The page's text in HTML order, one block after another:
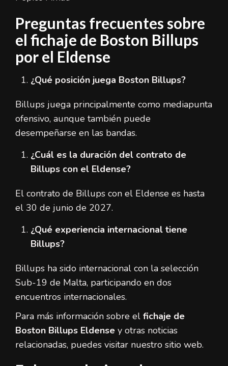
Preguntas frecuentes sobre
el fichaje de Boston Billups
por el Eldense
¿Qué posición juega Boston Billups?
Billups juega principalmente como mediapunta
ofensivo, aunque también puede
desempeñarse en las bandas.
¿Cuál es la duración del contrato de
Billups con el Eldense?
El contrato de Billups con el Eldense es hasta
el 30 de junio de 2027.
¿Qué experiencia internacional tiene
Billups?
Billups ha sido internacional con la selección
Sub-19 de Malta, participando en dos
encuentros internacionales.
Para más información sobre el fichaje de
Boston Billups Eldense y otras noticias
relacionadas, puedes visitar nuestro sitio web.